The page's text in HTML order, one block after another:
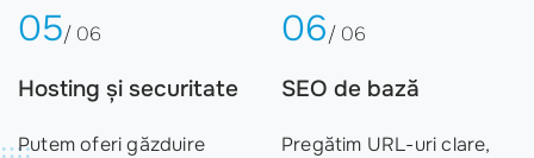
05/ 06
Hosting și securitate
Putem oferi găzduire
06/ 06
SEO de bază
Pregătim URL-uri clare,